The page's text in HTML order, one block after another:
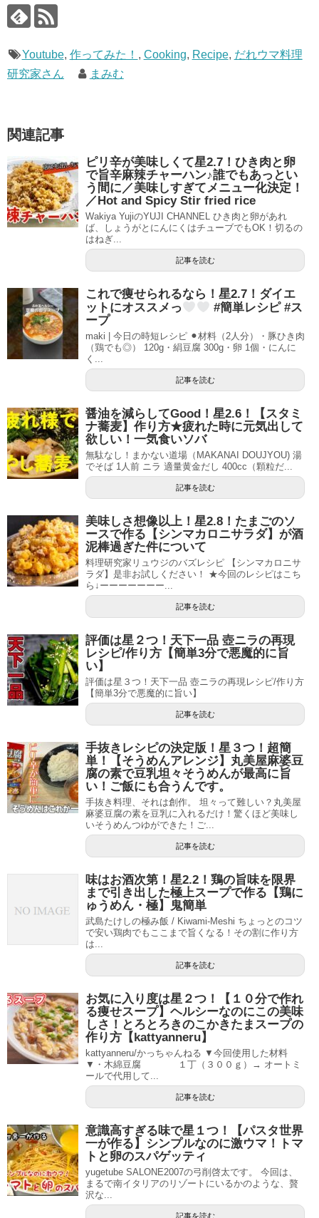
Youtube, 作ってみた！ , Cooking, Recipe, だれウマ料理
研究家さん
まみむ
関連記事
ピリ辛が美味しくて星2.7！ひき肉と卵
で旨辛麻辣チャーハン♪誰でもあっとい
う間に／美味しすぎてメニュー化決定！
／Hot and Spicy Stir fried rice
Wakiya YujiのYUJI CHANNEL ひき肉と卵があれ
ば、しょうがとにんにくはチューブでもOK！切るの
はねぎ...
記事を読む
これで痩せられるなら！星2.7！ダイエ
ットにオススメっ
#簡単レシピ #ス
ープ
maki | 今日の時短レシピ ⚫︎材料（2人分）・豚ひき肉
（鶏でも◎） 120g・絹豆腐 300g・卵 1個・にんに
く...
記事を読む
醤油を減らしてGood！星2.6！【スタミ
ナ蕎麦】作り方★疲れた時に元気出して
欲しい！一気食いソバ
無駄なし！まかない道場（MAKANAI DOUJYOU) 湯
でそば 1人前 ニラ 適量黄金だし 400cc（顆粒だ...
記事を読む
美味しさ想像以上！星2.8！たまごのソ
ースで作る【シンマカロニサラダ】が酒
泥棒過ぎた件について
料理研究家リュウジのバズレシピ 【シンマカロニサ
ラダ】是非お試しください！ ★今回のレシピはこち
ら↓ーーーーーーー...
記事を読む
評価は星２つ！天下一品 壺ニラの再現
レシピ/作り方【簡単3分で悪魔的に旨
い】
評価は星３つ！天下一品 壺ニラの再現レシピ/作り方
【簡単3分で悪魔的に旨い】
記事を読む
手抜きレシピの決定版！星３つ！超簡
単！【そうめんアレンジ】丸美屋麻婆豆
腐の素で豆乳坦々そうめんが最高に旨
い！ご飯にも合うんです。
手抜き料理、それは創作。 坦々って難しい？丸美屋
麻婆豆腐の素を豆乳に入れるだけ！驚くほど美味し
いそうめんつゆができた！ご...
記事を読む
味はお酒次第！星2.2！鶏の旨味を限界
まで引き出した極上スープで作る【鶏に
ゅうめん・極】鬼簡単
武島たけしの極み飯 / Kiwami-Meshi ちょっとのコツ
で安い鶏肉でもここまで旨くなる！その割に作り方
は...
記事を読む
お気に入り度は星２つ！【１０分で作れ
る痩せスープ】ヘルシーなのにこの美味
しさ！とろとろきのこかきたまスープの
作り方【kattyanneru】
kattyanneru/かっちゃんねる ▼今回使用した材料
▼・木綿豆腐 １丁（３００ｇ）→ オートミ
ールで代用して...
記事を読む
意識高すぎる味で星１つ！【パスタ世界
一が作る】シンプルなのに激ウマ！トマ
トと卵のスパゲッティ
yugetube SALONE2007の弓削啓太です。 今回は、
まるで南イタリアのリゾートにいるかのような、贅
沢な...
記事を読む